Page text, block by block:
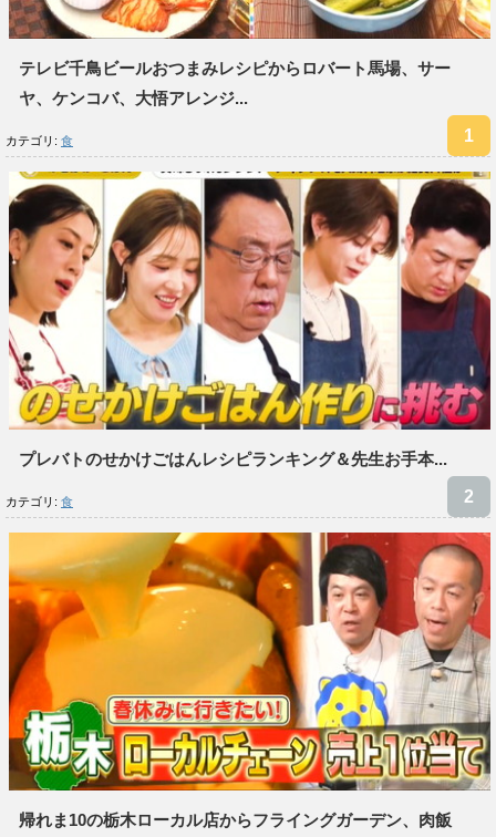
テレビ千鳥ビールおつまみレシピからロバート馬場、サー
ヤ、ケンコバ、大悟アレンジ...
カテゴリ: 食
プレバトのせかけごはんレシピランキング＆先生お手本...
カテゴリ: 食
帰れま10の栃木ローカル店からフライングガーデン、肉飯